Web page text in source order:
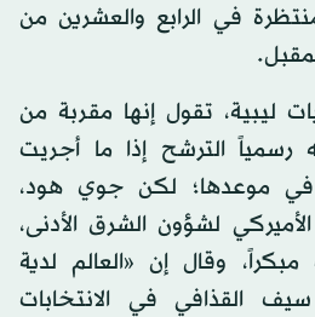
في الرابع والعشرين من
تقول إنها مقربة من
رسمياً الترشح إذا ما أجريت
في موعدها؛ لكن جوي هود،
لشؤون الشرق الأدنى،
وقال إن «العالم لدية
القذافي في الانتخابات